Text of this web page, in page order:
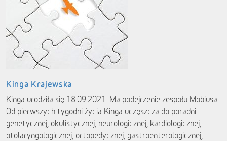
Kinga Krajewska
Kinga urodziła się 18.09.2021. Ma podejrzenie zespołu Möbiusa.
Od pierwszych tygodni życia Kinga uczęszcza do poradni
genetycznej, okulistycznej, neurologicznej, kardiologicznej,
otolaryngologicznej, ortopedycznej, gastroenterologicznej, …